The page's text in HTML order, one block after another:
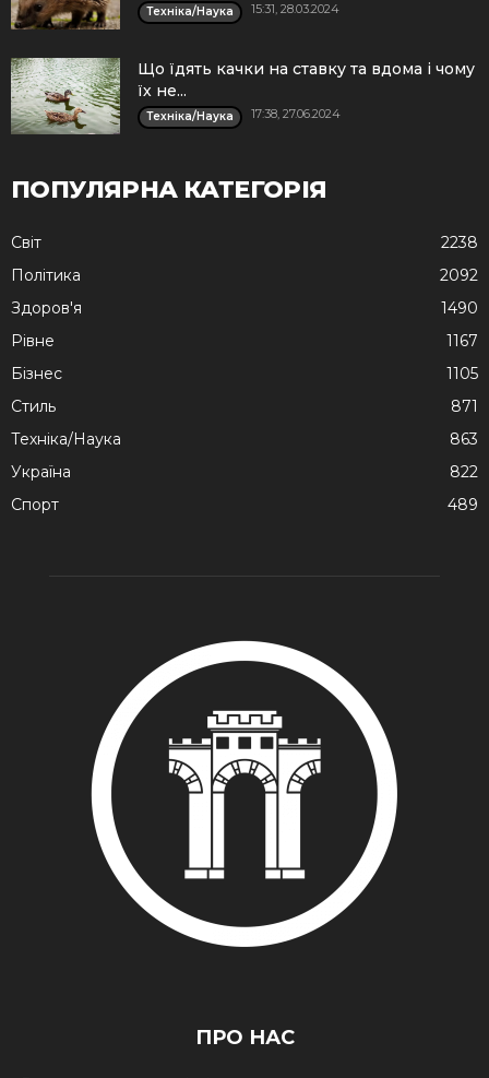
Техніка/Наука 15:31, 28.03.2024
Що їдять качки на ставку та вдома і чому
їх не...
Техніка/Наука 17:38, 27.06.2024
ПОПУЛЯРНА КАТЕГОРІЯ
Cвіт
2238
Політика
2092
Здоров'я
1490
Рівне
1167
Бізнес
1105
Стиль
871
Техніка/Наука
863
Україна
822
Спорт
489
ПРО НАС